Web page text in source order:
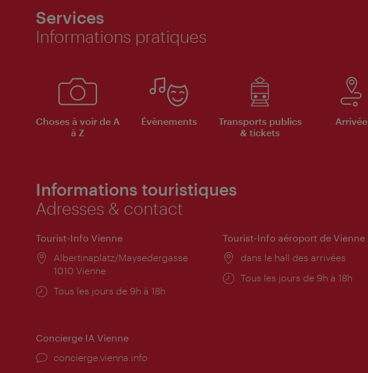
Services
Informations pratiques
Choses à voir de A
à Z
Évènements
Transports publics
& tickets
Arrivée
Informations touristiques
Adresses & contact
Tourist-Info Vienne
Lieu:
Albertinaplatz/Maysedergasse
1010 Vienne
Horaires
Tous les jours de 9h à 18h
Tourist-Info aéroport de Vienne
Lieu:
dans le hall des arrivées
Horaires
Tous les jours de 9h à 18h
Concierge IA Vienne
Ort:
concierge.vienna.info